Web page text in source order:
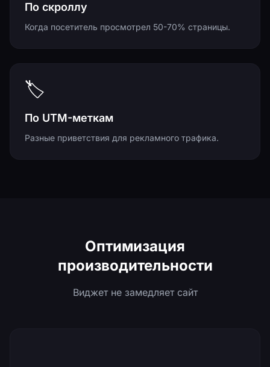
По скроллу
Когда посетитель просмотрел 50-70% страницы.
🏷️
По UTM-меткам
Разные приветствия для рекламного трафика.
Оптимизация
производительности
Виджет не замедляет сайт